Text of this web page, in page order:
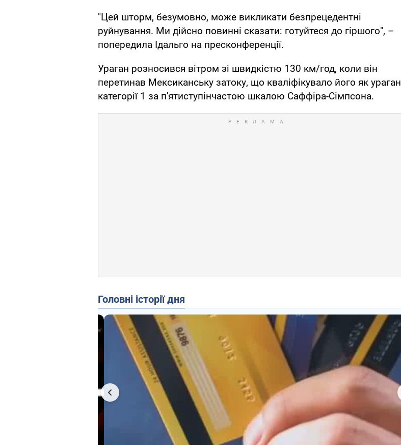
"Цей шторм, безумовно, може викликати безпрецедентні
руйнування. Ми дійсно повинні сказати: готуйтеся до гіршого", –
попередила Ідальго на пресконференції.
Ураган розносився вітром зі швидкістю 130 км/год, коли він
перетинав Мексиканську затоку, що кваліфікувало його як ураган
категорії 1 за п'ятиступінчастою шкалою Саффіра-Сімпсона.
Головні історії дня